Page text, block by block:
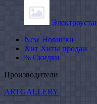
New Новинки
Хит Хиты продаж
% Скидки
Производители
ARTGALLERY